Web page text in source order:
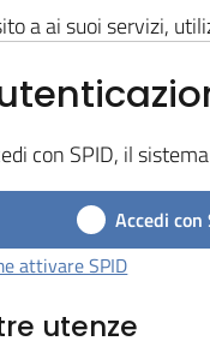
a ai suoi servizi,
con SPID, il
Accedi con
attivare SPID
utenze